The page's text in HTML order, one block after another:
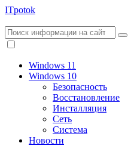
ITpotok
Windows 11
Windows 10
Безопасность
Восстановление
Инсталляция
Сеть
Система
Новости